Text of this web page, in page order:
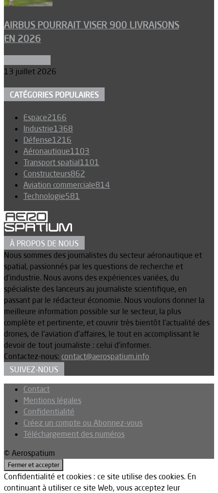
AIRBUS POURRAIT VISER 900 LIVRAISONS
EN 2026
13 juillet 2026
CATÉGORIES POPULAIRES
Espace2166
Industrie1368
Défense1216
Aéronautique1103
Transport spatial1101
Constructeurs862
Aviation commerciale814
Technologie581
À PROPOS DE NOUS
Nous sommes des journalistes du secteur aéronautique et
spatial, passionnés par les questions de recherche et
d’industrie. Nous avons des expériences variées, du
spécialiste des lanceurs au journaliste scientifique, en
passant par le rédacteur économie. Nous voulons donner la
meilleure information possible sur le secteur, la plus
complète et pertinente, et couvrir très bientôt l’actualité des
drones, de l’aviation d’affaires, le tout en accomplissant le
devoir de tout journaliste : celui d’informer.
Contactez-nous: contact@aerospatium.info
SUIVEZ-NOUS
Contact
Mentions légales
Confidentialité
Créez un compte ou Abonnez-vous
Téléchargement des numéros
© Aerospatium
Confidentialité et cookies : ce site utilise des cookies. En
continuant à utiliser ce site Web, vous acceptez leur